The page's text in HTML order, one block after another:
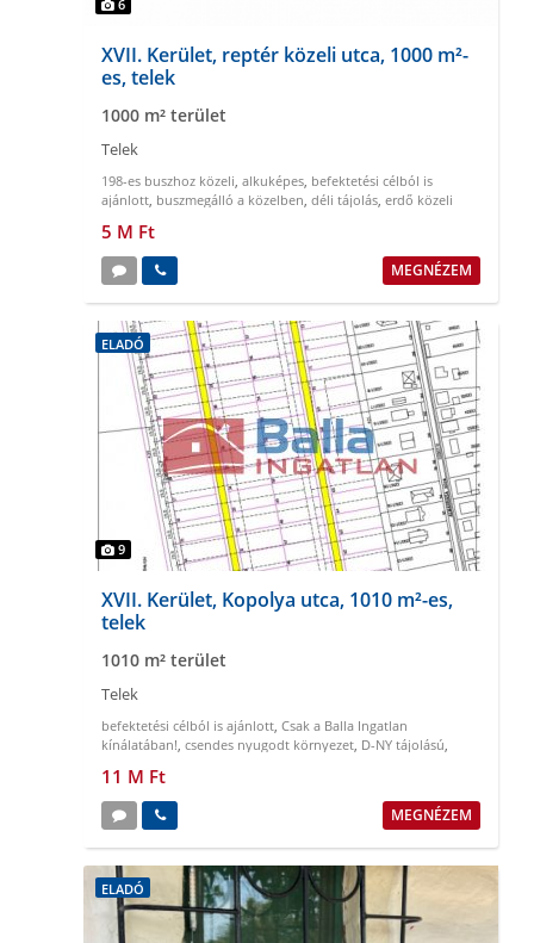
6
XVII. Kerület, reptér közeli utca, 1000 m²-
es, telek
1000 m² terület
Telek
198-es buszhoz közeli, alkuképes, befektetési célból is
ajánlott, buszmegálló a közelben, déli tájolás, erdő közeli
5 M Ft
MEGNÉZEM
ELADÓ
9
XVII. Kerület, Kopolya utca, 1010 m²-es,
telek
1010 m² terület
Telek
befektetési célból is ajánlott, Csak a Balla Ingatlan
kínálatában!, csendes nyugodt környezet, D-NY tájolású,
11 M Ft
MEGNÉZEM
ELADÓ